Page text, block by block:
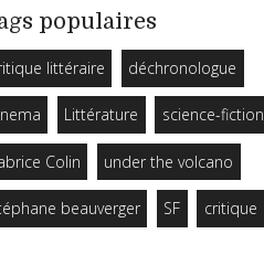
populaires
littéraire déchronologue
Littérature science-fiction
Colin under the volcano
beauverger SF critique